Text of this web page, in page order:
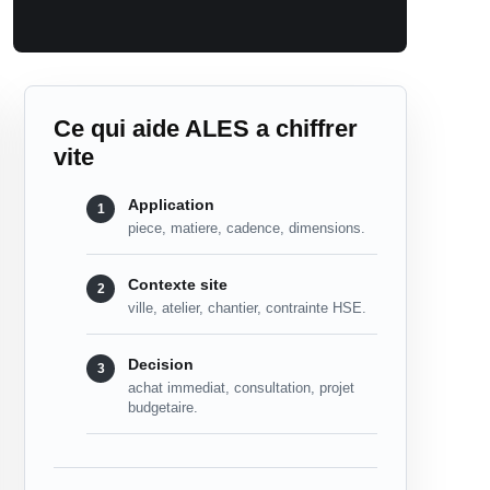
Ce qui aide ALES a chiffrer
vite
Application
piece, matiere, cadence, dimensions.
Contexte site
ville, atelier, chantier, contrainte HSE.
Decision
achat immediat, consultation, projet
budgetaire.